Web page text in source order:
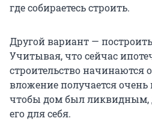
где собираетесь строить.
Другой вариант —
Учитывая, что сейчас
строительство начинаются
вложение получается
чтобы дом был ликвидным,
его для себя.